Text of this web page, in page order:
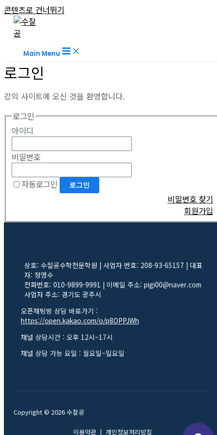
콘텐츠로 건너뛰기
Main Menu
로그인
강의 사이트에 오신 것을 환영합니다.
로그인
아이디
비밀번호
자동로그인
비밀번호 찾기
회원가입
상호: 수잘공수학전문학원 | 사업자 번호: 208-93-65157 | 대표
자: 정영수
전화번호: 010-9899-9991 | 이메일 주소: pigi00@naver.com
사업자 주소: 경기도 광주시
오픈채팅방 상담 바로가기 :
https://open.kakao.com/o/p8OPPJWh
채널 상담시간 : 오후 12시~17시
채널 상담 가능 요일 : 월요일~일요일
Copyright © 2026 수잘공
이용약관| 개인정보처리방침